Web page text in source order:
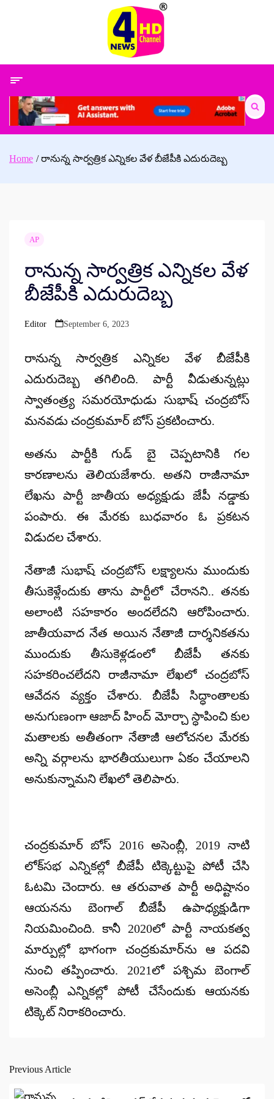
Search
for:
Home రానున్న సార్వత్రిక ఎన్నికల వేళ బీజేపీకి ఎదురుదెబ్బ
AP
రానున్న సార్వత్రిక ఎన్నికల వేళ
బీజేపీకి ఎదురుదెబ్బ
Posted
Editor September 6, 2023
రానున్న సార్వత్రిక ఎన్నికల వేళ బీజేపీకి
ఎదురుదెబ్బ తగిలింది. పార్టీ వీడుతున్నట్లు
స్వాతంత్ర్య సమరయోధుడు సుభాష్ చంద్రబోస్
మనవడు చంద్రకుమార్ బోస్ ప్రకటించారు.
అతను పార్టీకి గుడ్ బై చెప్పటానికి గల
కారణాలను తెలియజేశారు. అతని రాజీనామా
లేఖను పార్టీ జాతీయ అధ్యక్షుడు జేపీ నడ్డాకు
పంపారు. ఈ మేరకు బుధవారం ఓ ప్రకటన
విడుదల చేశారు.
నేతాజీ సుభాష్ చంద్రబోస్ లక్ష్యాలను ముందుకు
తీసుకెళ్లేందుకు తాను పార్టీలో చేరానని.. తనకు
అలాంటి సహకారం అందలేదని ఆరోపించారు.
జాతీయవాద నేత అయిన నేతాజీ దార్శనికతను
ముందుకు తీసుకెళ్లడంలో బీజేపీ తనకు
సహకరించలేదని రాజీనామా లేఖలో చంద్రబోస్
ఆవేదన వ్యక్తం చేశారు. బీజేపీ సిద్ధాంతాలకు
అనుగుణంగా ఆజాద్ హింద్ మోర్చా స్ధాపించి కుల
మతాలకు అతీతంగా నేతాజీ ఆలోచనల మేరకు
అన్ని వర్గాలను భారతీయులుగా ఏకం చేయాలని
అనుకున్నామని లేఖలో తెలిపారు.
చంద్రకుమార్ బోస్ 2016 అసెంబ్లీ, 2019 నాటి
లోక్‌సభ ఎన్నికల్లో బీజేపీ టిక్కెట్టుపై పోటీ చేసి
ఓటమి చెందారు. ఆ తరువాత పార్టీ అధిష్టానం
ఆయనను బెంగాల్ బీజేపీ ఉపాధ్యక్షుడిగా
నియమించింది. కానీ 2020లో పార్టీ నాయకత్వ
మార్పుల్లో భాగంగా చంద్రకుమార్‌ను ఆ పదవి
నుంచి తప్పించారు. 2021లో పశ్చిమ బెంగాల్
అసెంబ్లీ ఎన్నికల్లో పోటీ చేసేందుకు ఆయనకు
టిక్కెట్ నిరాకరించారు.
Post
navigation
Previous Article